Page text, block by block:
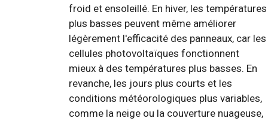
froid et ensoleillé. En hiver, les températures
plus basses peuvent même améliorer
légèrement l'efficacité des panneaux, car les
cellules photovoltaïques fonctionnent
mieux à des températures plus basses. En
revanche, les jours plus courts et les
conditions météorologiques plus variables,
comme la neige ou la couverture nuageuse,